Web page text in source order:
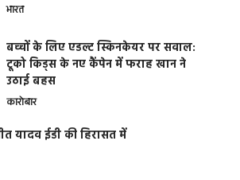
भारत
बच्चों के लिए एडल्ट स्किनकेयर पर सवाल:
टूको किड्स के नए कैंपेन में फराह खान ने
उठाई बहस
कारोबार
यादव ईडी की हिरासत में